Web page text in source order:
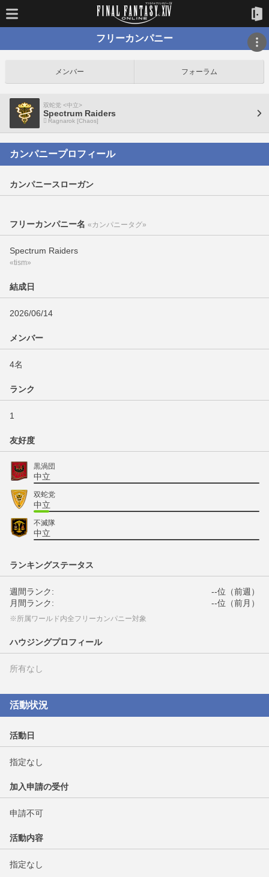
フリーカンパニー
メンバー フォーラム
双蛇党 <中立>
Spectrum Raiders
Ragnarok [Chaos]
カンパニープロフィール
カンパニースローガン
フリーカンパニー名 «カンパニータグ»
Spectrum Raiders
«tism»
結成日
2026/06/14
メンバー
4名
ランク
1
友好度
黒渦団
中立
双蛇党
中立
不滅隊
中立
ランキングステータス
週間ランク:
--位（前週）
月間ランク:
--位（前月）
※所属ワールド内全フリーカンパニー対象
ハウジングプロフィール
所有なし
活動状況
活動日
指定なし
加入申請の受付
申請不可
活動内容
指定なし